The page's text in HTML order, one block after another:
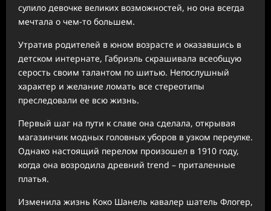
сулило девочке великих возможностей, но она всегда
мечтала о чем-то большем.
Утратив родителей в юном возрасте и оказавшись в
детском интернате, Габриэль скрашивала всеобщую
серость своим талантом по шитью. Непослушный
характер и желание ломать все стереотипы
преследовали ее всю жизнь.
Первый шаг на пути к славе она сделала, открывая
магазинчик модных головных уборов в узком переулке.
Однако настоящий перелом произошел в 1910 году,
когда она возродила древний trend – приталенные
платья.
Изменила жизнь Коко Шанель кавалер шатель Флогер,